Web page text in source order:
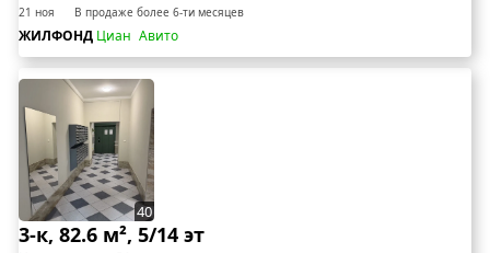
21 ноя В продаже более 6-ти месяцев
ЖИЛФОНД Циан Авито
40
3-к, 82.6 м², 5/14 эт